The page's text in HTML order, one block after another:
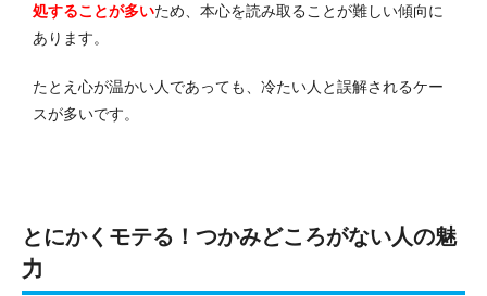
処することが多いため、本心を読み取ることが難しい傾向に
あります。
たとえ心が温かい人であっても、冷たい人と誤解されるケー
スが多いです。
とにかくモテる！つかみどころがない人の魅
力